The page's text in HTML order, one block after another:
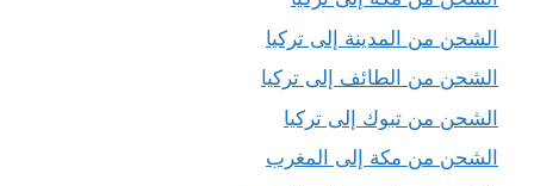
الشحن من المدينة إلى تركيا
الشحن من الطائف إلى تركيا
الشحن من تبوك إلى تركيا
الشحن من مكة إلى المغرب